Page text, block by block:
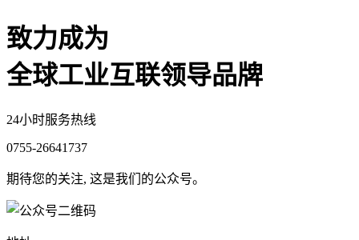
致力成为
全球工业互联领导品牌
24小时服务热线
0755-26641737
期待您的关注, 这是我们的公众号。